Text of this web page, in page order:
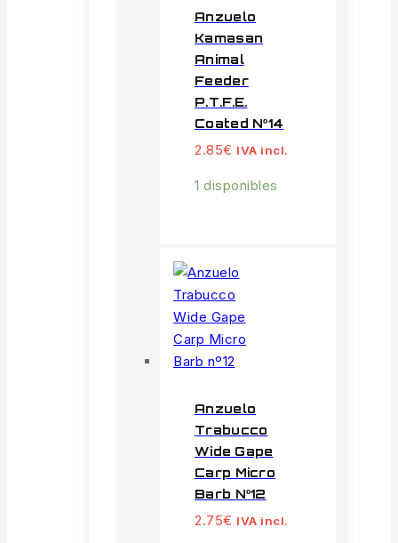
Anzuelo
Kamasan
Animal
Feeder
P.T.F.E.
Coated Nº14
2.85€ IVA incl.
1 disponibles
Anzuelo
Trabucco
Wide Gape
Carp Micro
Barb Nº12
2.75€ IVA incl.